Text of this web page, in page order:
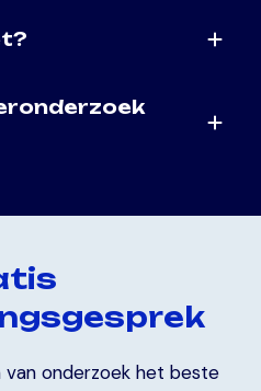
onderzoek het beste